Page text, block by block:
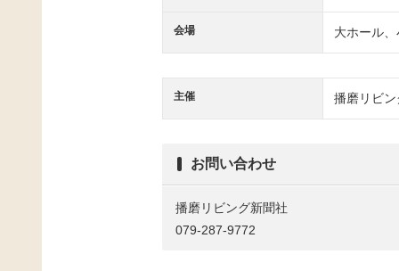
会場 大ホール
主催 播磨リビ
お問い合わせ
播磨リビング新聞社
079-287-9772